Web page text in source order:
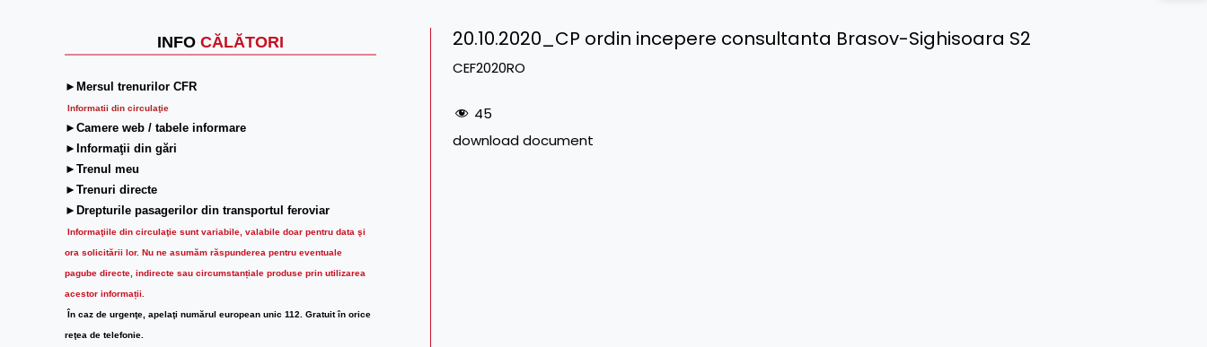
INFO CĂLĂTORI
►Mersul trenurilor CFR
Informatii din circulaţie
►Camere web / tabele informare
►Informaţii din gări
►Trenul meu
►Trenuri directe
►Drepturile pasagerilor din transportul feroviar
Informaţiile din circulaţie sunt variabile, valabile doar pentru data şi
ora solicitării lor. Nu ne asumăm răspunderea pentru eventuale
pagube directe, indirecte sau circumstanțiale produse prin utilizarea
acestor informații.
În caz de urgenţe, apelaţi numărul european unic 112. Gratuit în orice
reţea de telefonie.
20.10.2020_CP ordin incepere consultanta Brasov-Sighisoara S2
CEF2020RO
45
download document